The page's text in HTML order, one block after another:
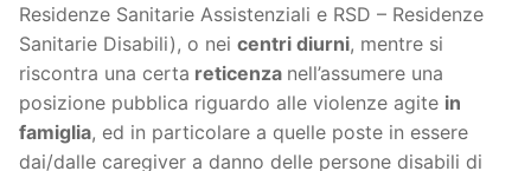
Residenze Sanitarie Assistenziali e RSD – Residenze
Sanitarie Disabili), o nei centri diurni, mentre si
riscontra una certa reticenza nell’assumere una
posizione pubblica riguardo alle violenze agite in
famiglia, ed in particolare a quelle poste in essere
dai/dalle caregiver a danno delle persone disabili di